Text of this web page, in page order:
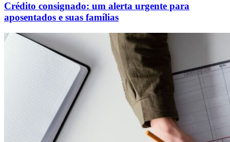
Crédito consignado: um alerta urgente para
aposentados e suas famílias